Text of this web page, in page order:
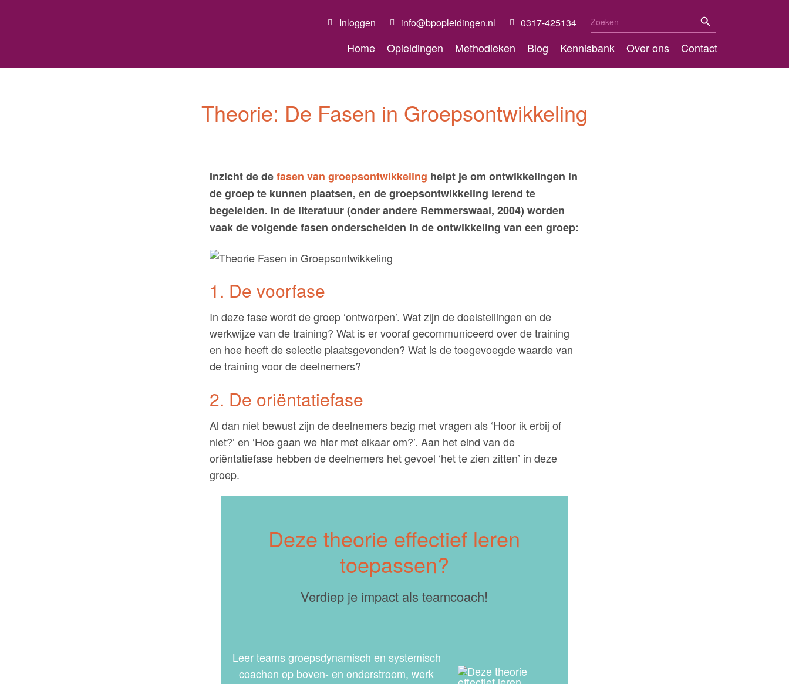
Inloggen info@bpopleidingen.nl 0317-425134 Zoek
naar:
Home Opleidingen Methodieken Blog Kennisbank Over ons Contact
Theorie: De Fasen in Groepsontwikkeling
Inzicht de defasen van groepsontwikkeling helpt je om ontwikkelingen in
de groep te kunnen plaatsen, en de groepsontwikkeling lerend te
begeleiden. In de literatuur (onder andere Remmerswaal, 2004) worden
vaak de volgende fasen onderscheiden in de ontwikkeling van een groep:
1. De voorfase
In deze fase wordt de groep ‘ontworpen’. Wat zijn de doelstellingen en de
werkwijze van de training? Wat is er vooraf gecommuniceerd over de training
en hoe heeft de selectie plaatsgevonden? Wat is de toegevoegde waarde van
de training voor de deelnemers?
2. De oriëntatiefase
Al dan niet bewust zijn de deelnemers bezig met vragen als ‘Hoor ik erbij of
niet?’ en ‘Hoe gaan we hier met elkaar om?’. Aan het eind van de
oriëntatiefase hebben de deelnemers het gevoel ‘het te zien zitten’ in deze
groep.
Deze theorie effectief leren
toepassen?
Verdiep je impact als teamcoach!
Leer teams groepsdynamisch en systemisch
coachen op boven- en onderstroom, werk